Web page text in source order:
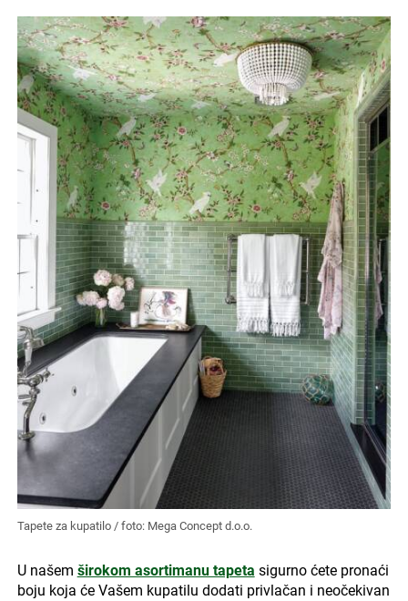
Tapete za kupatilo / foto: Mega Concept d.o.o.
U našem širokom asortimanu tapeta sigurno ćete pronaći
boju koja će Vašem kupatilu dodati privlačan i neočekivan